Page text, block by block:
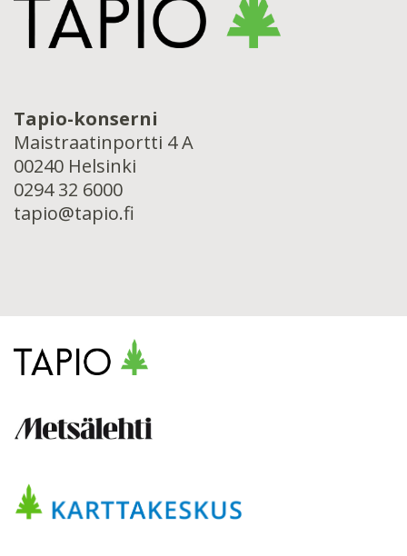
Tapio-konserni
Maistraatinportti 4 A
00240 Helsinki
0294 32 6000
tapio@tapio.fi